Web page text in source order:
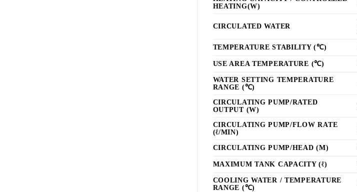
HEATING(W)
CIRCULATED WATER
TEMPERATURE STABILITY (℃)
USE AREA TEMPERATURE (℃)
WATER SETTING TEMPERATURE
RANGE (℃)
CIRCULATING PUMP/RATED
OUTPUT (W)
CIRCULATING PUMP/FLOW RATE
(ℓ/MIN)
CIRCULATING PUMP/HEAD (M)
MAXIMUM TANK CAPACITY (ℓ)
COOLING WATER / TEMPERATURE
RANGE (℃)